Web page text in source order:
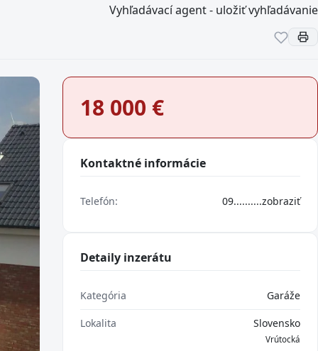
Vyhľadávací agent - uložiť vyhľadávanie
18 000 €
Kontaktné informácie
Telefón: 09..........zobraziť
Detaily inzerátu
Kategória Garáže
Lokalita Slovensko
Vrútocká